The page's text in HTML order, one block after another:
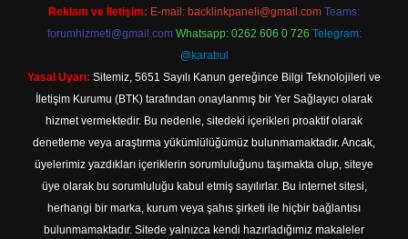
Reklam ve İletişim: E-mail: backlinkpaneli@gmail.com Teams:
forumhizmeti@gmail.com Whatsapp: 0262 606 0 726 Telegram:
@karabul
Yasal Uyarı: Sitemiz, 5651 Sayılı Kanun gereğince Bilgi Teknolojileri ve
İletişim Kurumu (BTK) tarafından onaylanmış bir Yer Sağlayıcı olarak
hizmet vermektedir. Bu nedenle, sitedeki içerikleri proaktif olarak
denetleme veya araştırma yükümlülüğümüz bulunmamaktadır. Ancak,
üyelerimiz yazdıkları içeriklerin sorumluluğunu taşımakta olup, siteye
üye olarak bu sorumluluğu kabul etmiş sayılırlar. Bu internet sitesi,
herhangi bir marka, kurum veya şahıs şirketi ile hiçbir bağlantısı
bulunmamaktadır. Sitede yalnızca kendi hazırladığımız makaleler